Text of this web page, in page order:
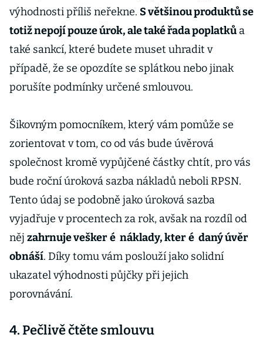
výhodnosti příliš neřekne. S většinou produktů se
totiž nepojí pouze úrok, ale také řada poplatků a
také sankcí, které budete muset uhradit v
případě, že se opozdíte se splátkou nebo jinak
porušíte podmínky určené smlouvou.
Šikovným pomocníkem, který vám pomůže se
zorientovat v tom, co od vás bude úvěrová
společnost kromě vypůjčené částky chtít, pro vás
bude roční úroková sazba nákladů neboli RPSN.
Tento údaj se podobně jako úroková sazba
vyjadřuje v procentech za rok, avšak na rozdíl od
něj zahrnuje vešker é náklady, kter é daný úvěr
obnáší. Díky tomu vám poslouží jako solidní
ukazatel výhodnosti půjčky při jejich
porovnávání.
4. Pečlivě čtěte smlouvu